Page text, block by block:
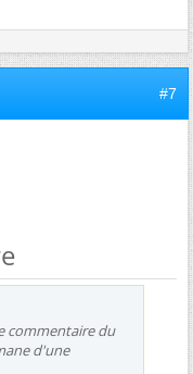
#7
commentaire du
d'une